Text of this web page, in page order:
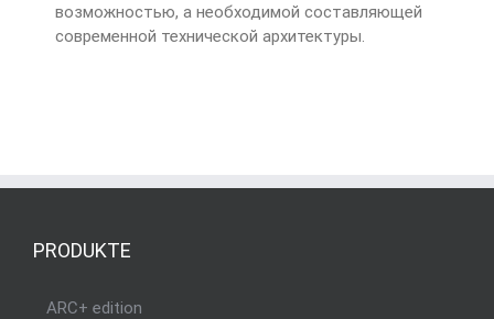
возможностью, а необходимой составляющей
современной технической архитектуры.
PRODUKTE
ARC+ edition